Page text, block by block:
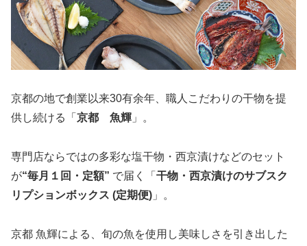
京都の地で創業以来30有余年、職人こだわりの干物を提
供し続ける「 京都 魚輝 」。
専門店ならではの多彩な塩干物・西京漬けなどのセット
が“毎月１回・定額” で届く「 干物・西京漬けのサブスク
リプションボックス (定期便) 」。
京都 魚輝による、旬の魚を使用し美味しさを引き出した